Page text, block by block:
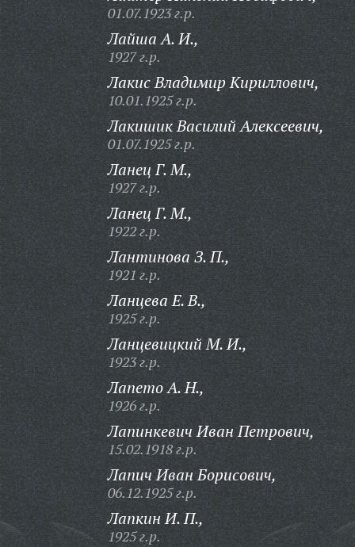
01.07.1923 г.р.
Лайша А. И.,
1927 г.р.
Лакис Владимир Кириллович,
10.01.1925 г.р.
Лакишик Василий Алексеевич,
01.07.1925 г.р.
Ланец Г. М.,
1927 г.р.
Ланец Г. М.,
1922 г.р.
Лантинова З. П.,
1921 г.р.
Ланцева Е. В.,
1925 г.р.
Ланцевицкий М. И.,
1923 г.р.
Лапето А. Н.,
1926 г.р.
Лапинкевич Иван Петрович,
15.02.1918 г.р.
Лапич Иван Борисович,
06.12.1925 г.р.
Лапкин И. П.,
1925 г.р.